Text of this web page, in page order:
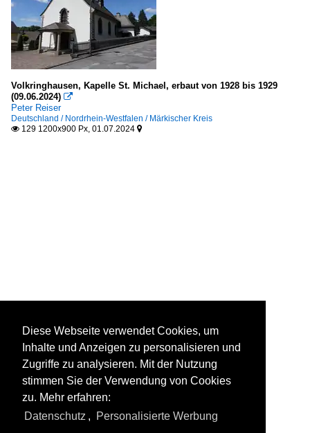
Volkringhausen, Kapelle St. Michael, erbaut von 1928 bis 1929
(09.06.2024) 
Peter Reiser
Deutschland / Nordrhein-Westfalen / Märkischer Kreis
 129 1200x900 Px, 01.07.2024 
Diese Webseite verwendet Cookies, um
Inhalte und Anzeigen zu personalisieren und
Zugriffe zu analysieren. Mit der Nutzung
stimmen Sie der Verwendung von Cookies
zu. Mehr erfahren:
Datenschutz , Personalisierte Werbung